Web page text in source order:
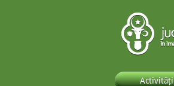
Activități